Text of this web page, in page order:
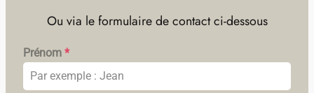
Ou via le formulaire de contact ci-dessous
Prénom *